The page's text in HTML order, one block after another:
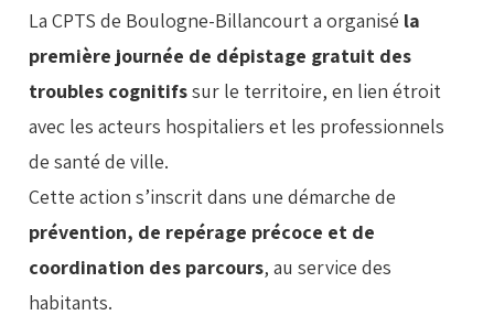
La CPTS de Boulogne-Billancourt a organisé la
première journée de dépistage gratuit des
troubles cognitifssur le territoire, en lien étroit
avec les acteurs hospitaliers et les professionnels
de santé de ville.
Cette action s’inscrit dans une démarche de
prévention, de repérage précoce et de
coordination des parcours, au service des
habitants.